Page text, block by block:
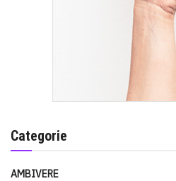
Categorie
AMBIVERE